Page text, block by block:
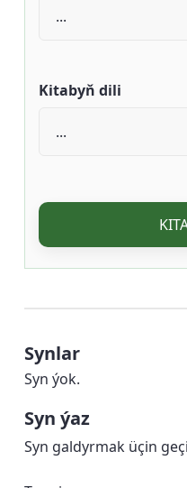
Kitabyň dili
Synlar
Syn ýok.
Syn ýaz
Syn galdyrmak üçin